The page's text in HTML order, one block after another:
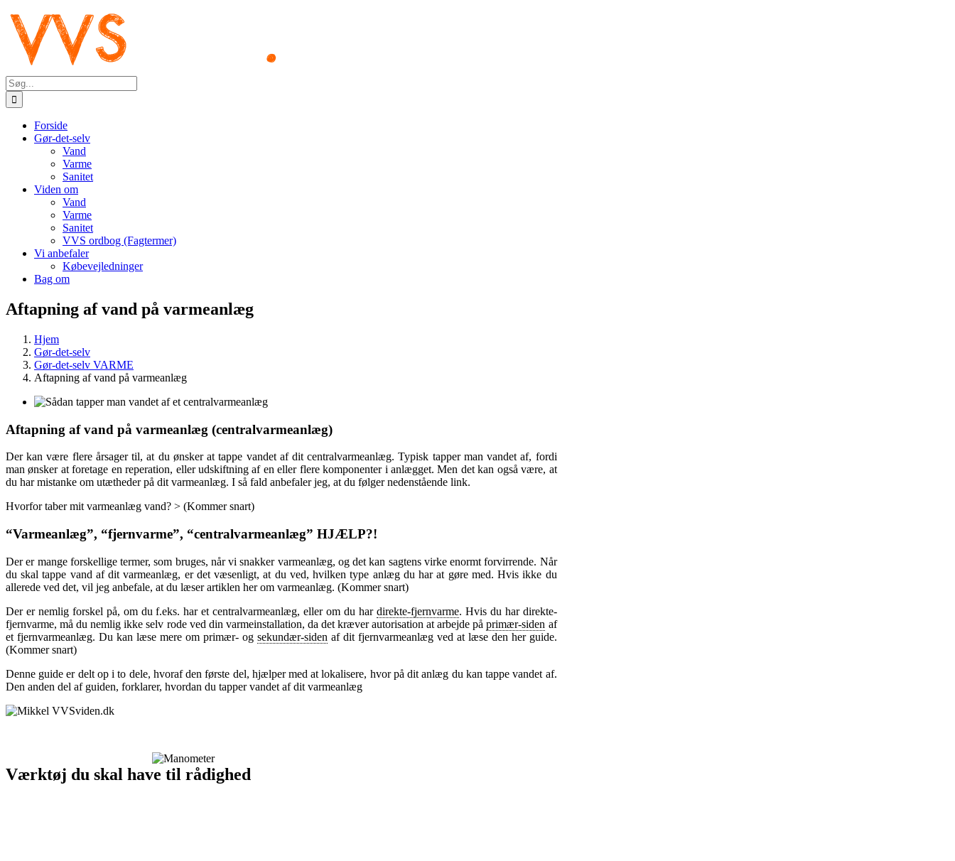
to
content
Søg
efter:
Forside
Gør-det-selv
Vand
Varme
Sanitet
Viden om
Vand
Varme
Sanitet
VVS ordbog (Fagtermer)
Vi anbefaler
Købevejledninger
Bag om
Aftapning af vand på varmeanlæg
Hjem
Gør-det-selv
Gør-det-selv VARME
Aftapning af vand på varmeanlæg
Aftapning af vand på varmeanlæg (centralvarmeanlæg)
Der kan være flere årsager til, at du ønsker at tappe vandet af dit centralvarmeanlæg. Typisk tapper man vandet af, fordi
man ønsker at foretage en reperation, eller udskiftning af en eller flere komponenter i anlægget. Men det kan også være, at
du har mistanke om utætheder på dit varmeanlæg. I så fald anbefaler jeg, at du følger nedenstående link.
Hvorfor taber mit varmeanlæg vand? > (Kommer snart)
“Varmeanlæg”, “fjernvarme”, “centralvarmeanlæg” HJÆLP?!
Der er mange forskellige termer, som bruges, når vi snakker varmeanlæg, og det kan sagtens virke enormt forvirrende. Når
du skal tappe vand af dit varmeanlæg, er det væsenligt, at du ved, hvilken type anlæg du har at gøre med. Hvis ikke du
allerede ved det, vil jeg anbefale, at du læser artiklen her om varmeanlæg. (Kommer snart)
Der er nemlig forskel på, om du f.eks. har et centralvarmeanlæg, eller om du har direkte-fjernvarme. Hvis du har direkte-
fjernvarme, må du nemlig ikke selv rode ved din varmeinstallation, da det kræver autorisation at arbejde påprimær-siden af
et fjernvarmeanlæg. Du kan læse mere om primær- og sekundær-siden af dit fjernvarmeanlæg ved at læse den her guide.
(Kommer snart)
Denne guide er delt op i to dele, hvoraf den første del, hjælper med at lokalisere, hvor på dit anlæg du kan tappe vandet af.
Den anden del af guiden, forklarer, hvordan du tapper vandet af dit varmeanlæg
Værktøj du skal have til rådighed